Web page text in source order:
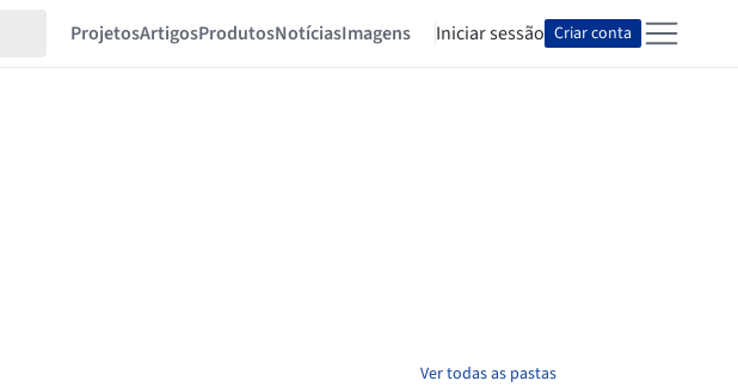
ProjetosArtigosProdutosNotíciasImagens Iniciar sessão Criar conta
Ver todas as pastas